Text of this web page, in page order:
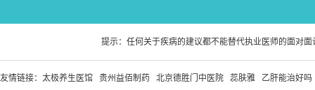
提示：任何关于疾病的建议都不能替代执业医师的面对
友情链接： 太极养生医馆 贵州益佰制药 北京德胜门中医院 蕊肤雅 乙肝能治好吗